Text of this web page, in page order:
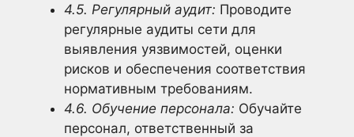
4.5. Регулярный аудит: Проводите
регулярные аудиты сети для
выявления уязвимостей, оценки
рисков и обеспечения соответствия
нормативным требованиям.
4.6. Обучение персонала: Обучайте
персонал, ответственный за